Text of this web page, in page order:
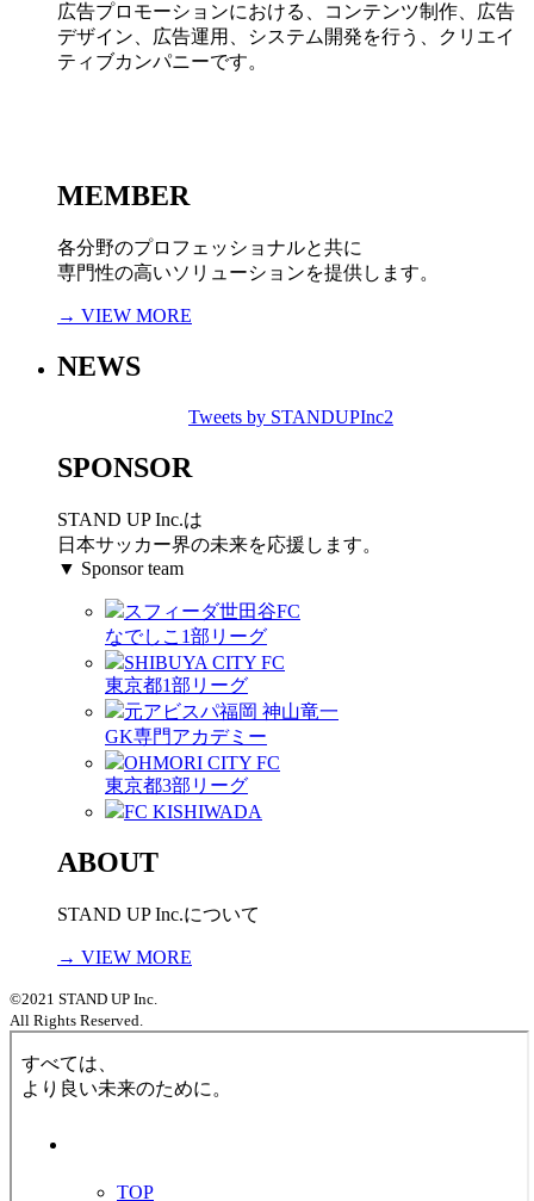
広告プロモーションにおける、コンテンツ制作、広告
デザイン、広告運用、システム開発を行う、
クリエイ
ティブカンパニーです。
MEMBER
各分野のプロフェッショナルと共に
専門性の高いソリューションを提供します。
→ VIEW MORE
NEWS
Tweets by STANDUPInc2
SPONSOR
STAND UP Inc.は
日本サッカー界の未来を応援します。
▼ Sponsor team
スフィーダ世田谷FC
なでしこ1部リーグ
SHIBUYA CITY FC
東京都1部リーグ
元アビスパ福岡 神山竜一
GK専門アカデミー
OHMORI CITY FC
東京都3部リーグ
FC KISHIWADA
ABOUT
STAND UP Inc.について
→ VIEW MORE
©2021 STAND UP Inc.
All Rights Reserved.